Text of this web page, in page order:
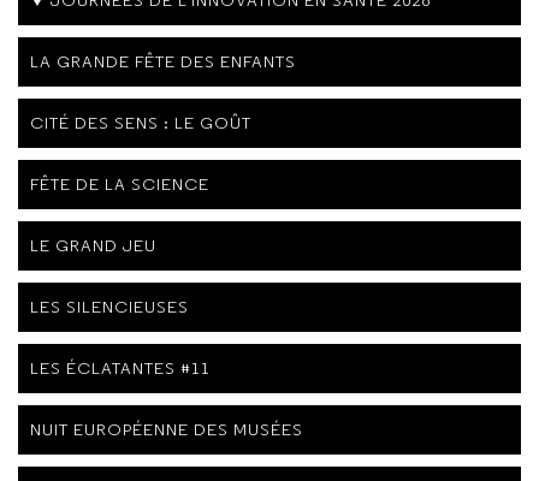
LA GRANDE FÊTE DES ENFANTS
CITÉ DES SENS : LE GOÛT
FÊTE DE LA SCIENCE
LE GRAND JEU
LES SILENCIEUSES
LES ÉCLATANTES #11
NUIT EUROPÉENNE DES MUSÉES